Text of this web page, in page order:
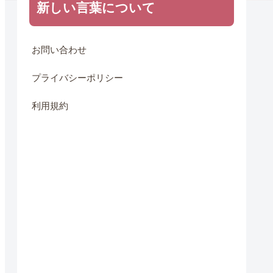
新しい言葉について
お問い合わせ
プライバシーポリシー
利用規約